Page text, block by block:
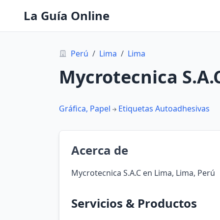
La Guía Online
Perú / Lima / Lima
Mycrotecnica
Gráfica, Papel Etiquetas Autoadhesivas
Acerca de
Mycrotecnica S.A.C en Lima, Lima, Perú
Servicios & Productos